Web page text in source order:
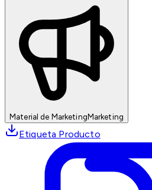
Material de MarketingMarketing
Etiqueta Producto